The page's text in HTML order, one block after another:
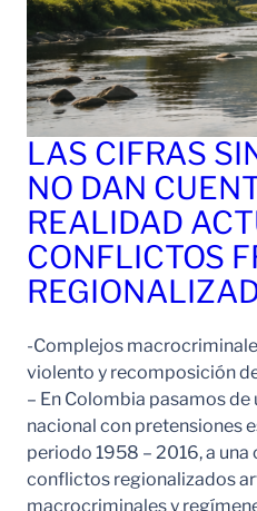
LAS CIFRAS
NO DAN
REALIDAD
CONFLICTOS
-Complejos
violento y recomposición
– En Colombia pasamos
nacional con pretensiones
periodo 1958 – 2016, a
conflictos regionalizados
macrocriminales y